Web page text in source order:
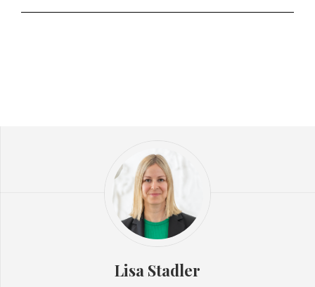
Lisa Stadler